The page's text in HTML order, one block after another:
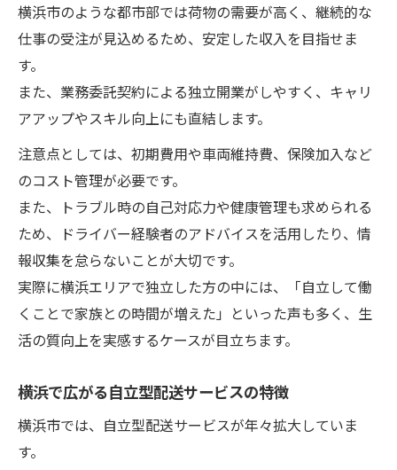
横浜市のような都市部では荷物の需要が高く、継続的な
仕事の受注が見込めるため、安定した収入を目指せま
す。
また、業務委託契約による独立開業がしやすく、キャリ
アアップやスキル向上にも直結します。
注意点としては、初期費用や車両維持費、保険加入など
のコスト管理が必要です。
また、トラブル時の自己対応力や健康管理も求められる
ため、ドライバー経験者のアドバイスを活用したり、情
報収集を怠らないことが大切です。
実際に横浜エリアで独立した方の中には、「自立して働
くことで家族との時間が増えた」といった声も多く、生
活の質向上を実感するケースが目立ちます。
横浜で広がる自立型配送サービスの特徴
横浜市では、自立型配送サービスが年々拡大していま
す。